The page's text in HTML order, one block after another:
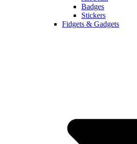
Badges
Stickers
Fidgets & Gadgets